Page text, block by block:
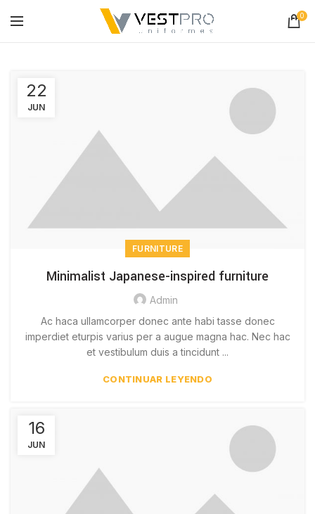
0
22
JUN
FURNITURE
Minimalist Japanese-inspired furniture
Admin
Ac haca ullamcorper donec ante habi tasse donec
imperdiet eturpis varius per a augue magna hac. Nec hac
et vestibulum duis a tincidunt ...
CONTINUAR LEYENDO
16
JUN